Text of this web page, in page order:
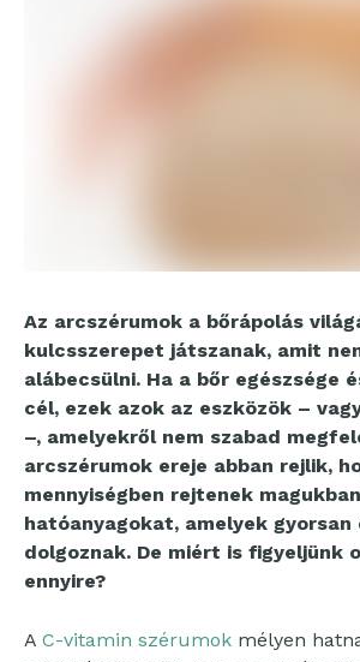
Az arcszérumok a bőrápolás
kulcsszerepet játszanak, amit
alábecsülni. Ha a bőr egészsége
cél, ezek azok az eszközök –
–, amelyekről nem szabad
arcszérumok ereje abban rejlik,
mennyiségben rejtenek
hatóanyagokat, amelyek gyorsan
dolgoznak. De miért is figyeljünk
ennyire?
A C-vitamin szérumok mélyen